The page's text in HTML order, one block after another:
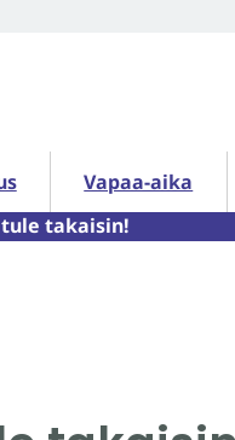
Vapaa-aika
Vapaa-aika
takaisin!